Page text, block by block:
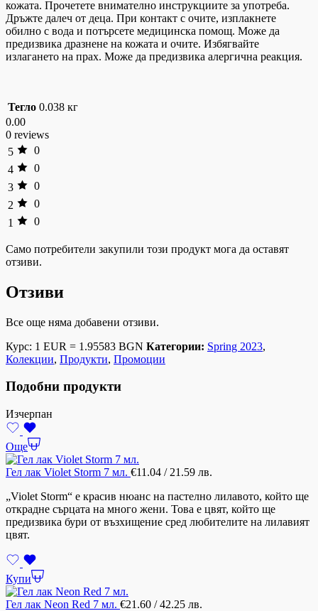
кожата. Прочетете внимателно инструкциите за употреба.
Дръжте далеч от деца. При контакт с очите, изплакнете
обилно с вода и потърсете медицинска помощ. Може да
предизвика дразнене на кожата и очите. Избягвайте
излагането на прах. Може да предизвика алергична реакция.
Тегло 0.038 кг
0.00
0 reviews
5
0
4
0
3
0
2
0
1
0
Само потребители закупили този продукт мога да оставят
отзиви.
Отзиви
Все още няма добавени отзиви.
Курс: 1 EUR = 1.95583 BGN Категории: Spring 2023,
Колекции, Продукти, Промоции
Подобни продукти
Изчерпан
Още
Гел лак Violet Storm 7 мл. €11.04 / 21.59 лв.
„Violet Storm“ е красив нюанс на пастелно лилавото, който ще
открадне сърцата на много жени. Това е цвят, който ще
предизвика бури от възхищение сред любителите на лилавият
цвят.
Купи
Гел лак Neon Red 7 мл. €21.60 / 42.25 лв.